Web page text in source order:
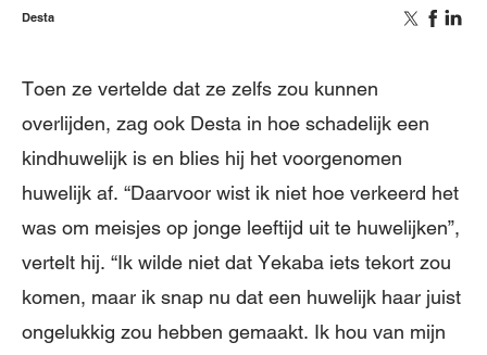
Desta
Toen ze vertelde dat ze zelfs zou kunnen
overlijden, zag ook Desta in hoe schadelijk een
kindhuwelijk is en blies hij het voorgenomen
huwelijk af. “Daarvoor wist ik niet hoe verkeerd het
was om meisjes op jonge leeftijd uit te huwelijken”,
vertelt hij. “Ik wilde niet dat Yekaba iets tekort zou
komen, maar ik snap nu dat een huwelijk haar juist
ongelukkig zou hebben gemaakt. Ik hou van mijn